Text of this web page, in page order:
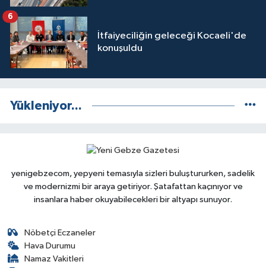
İtfaiyeciliğin geleceği Kocaeli'de
konuşuldu
6
Yükleniyor...
yenigebzecom, yepyeni temasıyla sizleri buluştururken, sadelik
ve modernizmi bir araya getiriyor. Şatafattan kaçınıyor ve
insanlara haber okuyabilecekleri bir altyapı sunuyor.
Nöbetçi Eczaneler
Hava Durumu
Namaz Vakitleri